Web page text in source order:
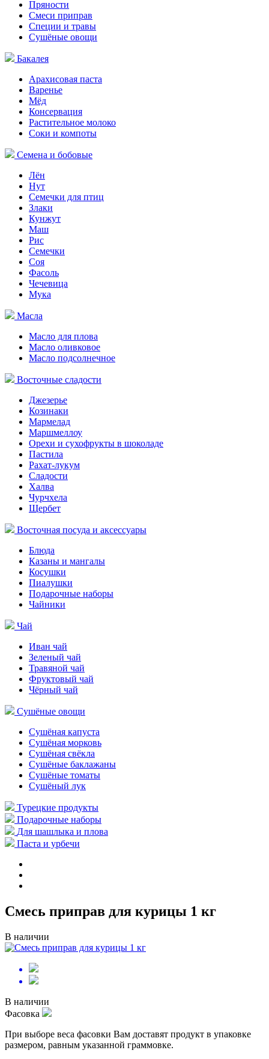
Пряности
Смеси приправ
Специи и травы
Сушёные овощи
Бакалея
Арахисовая паста
Варенье
Мёд
Консервация
Растительное молоко
Соки и компоты
Семена и бобовые
Лён
Нут
Семечки для птиц
Злаки
Кунжут
Маш
Рис
Семечки
Соя
Фасоль
Чечевица
Мука
Масла
Масло для плова
Масло оливковое
Масло подсолнечное
Восточные сладости
Джезерье
Козинаки
Мармелад
Маршмеллоу
Орехи и сухофрукты в шоколаде
Пастила
Рахат-лукум
Сладости
Халва
Чурчхела
Щербет
Восточная посуда и аксессуары
Блюда
Казаны и мангалы
Косушки
Пиалушки
Подарочные наборы
Чайники
Чай
Иван чай
Зеленый чай
Травяной чай
Фруктовый чай
Чёрный чай
Сушёные овощи
Сушёная капуста
Сушёная морковь
Сушёная свёкла
Сушёные баклажаны
Сушёные томаты
Сушёный лук
Турецкие продукты
Подарочные наборы
Для шашлыка и плова
Паста и урбечи
Смесь приправ для курицы 1 кг
В наличии
В наличии
Фасовка
При выборе веса фасовки Вам доставят продукт в упаковке
размером, равным указанной граммовке.